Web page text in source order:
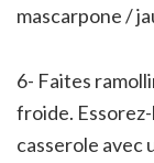
mascarpone /
6- Faites
froide.
casserole avec